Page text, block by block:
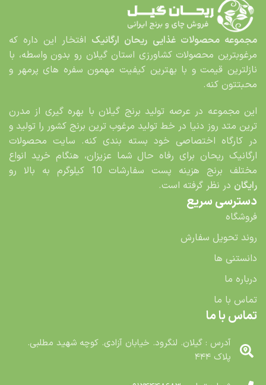
مجموعه محصولات غذایی ریحان ارگانیک افتخار این داره که
مرغوب­ترین محصولات کشاورزی استان گیلان رو بدون واسطه، با
نازلترین قیمت و با بهترین کیفیت مهمون سفره های پرمهر و
محبت­تون کنه.
این مجموعه در عرصه تولید برنج گیلان با بهره گیری از مدرن
ترین متد روز دنیا در خط تولید مرغوب ترین برنج کشور را تولید و
در کارگاه اختصاصی خود بسته بندی کنه. سایت محصولات
ارگانیک ریحان برای رفاه حال شما عزیزان، هنگام خرید انواع
مختلف برنج هزینه پست سفارشات 10 کیلوگرم به بالا رو
رایگان در نظر گرفته است.
دسترسی سریع
فروشگاه
روند تحویل سفارش
دانستنی ها
درباره ما
تماس با ما
تماس با ما
آدرس : گیلان. لنگرود. خیابان آزادی. کوچه شهید مطلبی.
پلاک ۴۴۴